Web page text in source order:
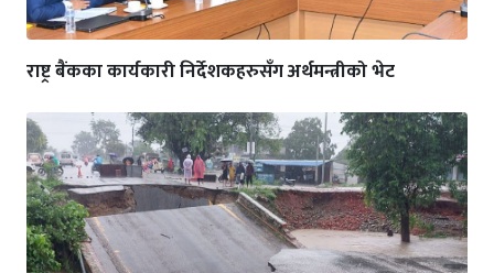
राष्ट्र बैंकका कार्यकारी निर्देशकहरुसँग अर्थमन्त्रीको भेट